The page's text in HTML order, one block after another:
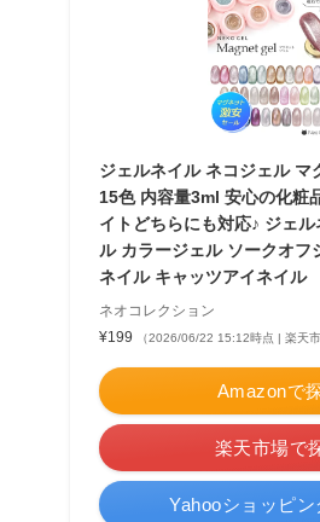
ジェルネイル ネコジェル マ
15色 内容量3ml 安心の化粧
イトどちらにも対応♪ ジェ
ル カラージェル ソークオフ
ネイル キャッツアイネイル
ネオコレクション
¥199
（2026/06/22 15:12時点 | 楽天市
Amazonで
楽天市場で
Yahooショッピン